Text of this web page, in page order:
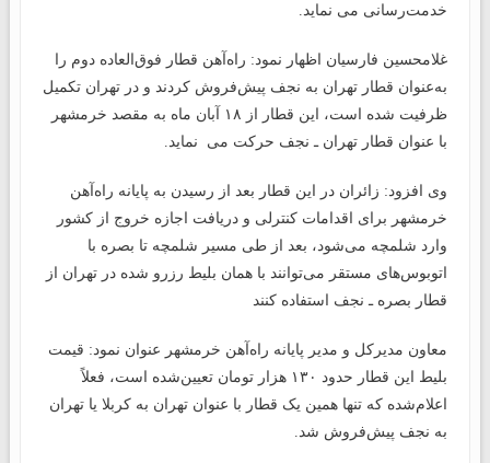
خدمت‌رسانی می‌ نماید.
غلامحسین فارسیان اظهار نمود: راه‌آهن قطار فوق‌العاده دوم را
به‌عنوان قطار تهران به نجف پیش‌فروش کردند و در تهران تکمیل
ظرفیت شده است، این قطار از ۱۸ آبان ماه به مقصد خرمشهر
با عنوان قطار تهران ـ نجف حرکت می‌ نماید.
وی افزود: زائران در این قطار بعد از رسیدن به پایانه راه‌آهن
خرمشهر برای اقدامات کنترلی و دریافت اجازه خروج از کشور
وارد شلمچه می‌شود، بعد از طی مسیر شلمچه تا بصره با
اتوبوس‌های مستقر می‌توانند با همان بلیط رزرو شده در تهران از
قطار بصره ـ نجف استفاده کنند
معاون مدیرکل و مدیر پایانه راه‌آهن خرمشهر عنوان نمود: قیمت
بلیط این قطار حدود ۱۳۰ هزار تومان تعیین‌شده است، فعلاً
اعلام‌شده که تنها همین یک قطار با عنوان تهران به کربلا یا تهران
به نجف پیش‌فروش شد.